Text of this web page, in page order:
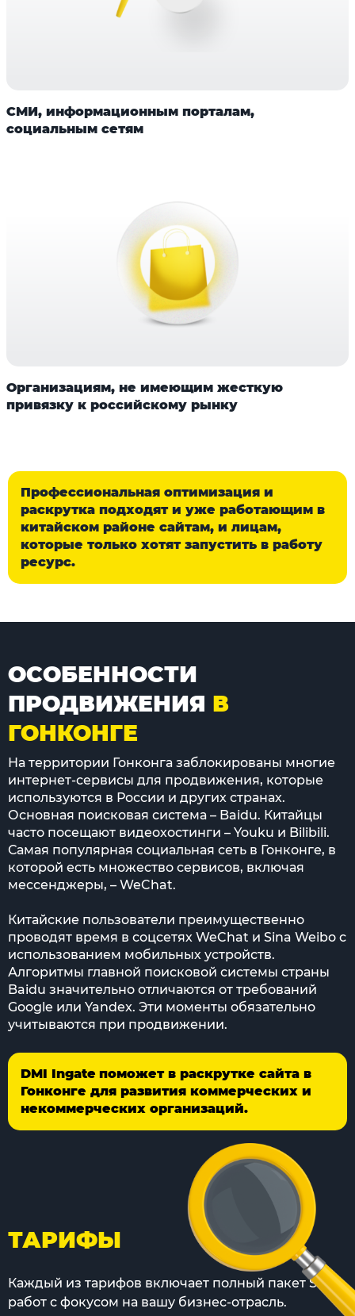
СМИ, информационным порталам,
социальным сетям
Организациям, не имеющим жесткую
привязку к российскому рынку
Профессиональная оптимизация и
раскрутка подходят и уже работающим в
китайском районе сайтам, и лицам,
которые только хотят запустить в работу
ресурс.
ОСОБЕННОСТИ
ПРОДВИЖЕНИЯ В
ГОНКОНГЕ
На территории Гонконга заблокированы многие
интернет-сервисы для продвижения, которые
используются в России и других странах.
Основная поисковая система – Baidu. Китайцы
часто посещают видеохостинги – Youku и Bilibili.
Самая популярная социальная сеть в Гонконге, в
которой есть множество сервисов, включая
мессенджеры, – WeChat.
Китайские пользователи преимущественно
проводят время в соцсетях WeChat и Sina Weibo с
использованием мобильных устройств.
Алгоритмы главной поисковой системы страны
Baidu значительно отличаются от требований
Google или Yandex. Эти моменты обязательно
учитываются при продвижении.
DMI Ingate поможет в раскрутке сайта в
Гонконге для развития коммерческих и
некоммерческих организаций.
ТАРИФЫ
Каждый из тарифов включает полный пакет SEO-
работ с фокусом на вашу бизнес-отрасль.